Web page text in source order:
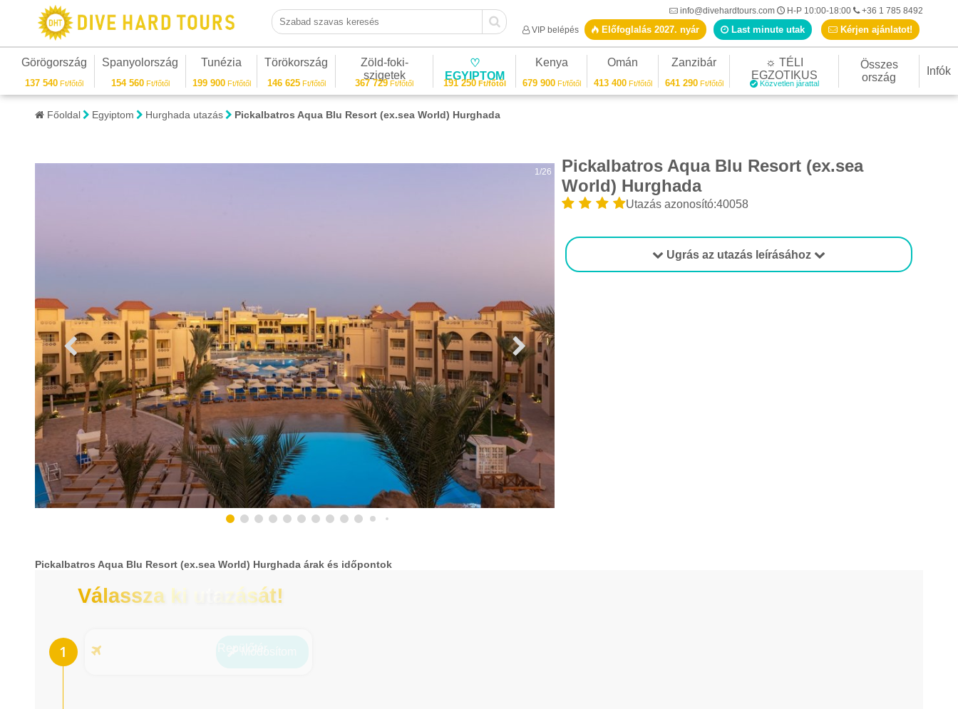
Szabad szavas keresés
info@divehardtours.com H-P 10:00-18:00
+36 1 785 8492
VIP belépés
Előfoglalás 2027. nyár Last minute utak Kérjen ajánlatot!
Görögország
137 540 Ft/főtől
Spanyolország
154 560Ft/főtől
Tunézia
199 900Ft/főtől
Törökország
146 625Ft/főtől
Zöld-foki-
szigetek
367 729 Ft/főtől
♡
EGYIPTOM
191 250Ft/főtől
Kenya
679 900Ft/főtől
Omán
413 400Ft/főtől
Zanzibár
641 290Ft/főtől
☼ TÉLI
EGZOTIKUS
Közvetlen járattal
Összes
ország
Infók
Főoldal Egyiptom Hurghada utazás Pickalbatros Aqua Blu Resort (ex.sea World) Hurghada
Pickalbatros Aqua Blu Resort (ex.sea
World) Hurghada
Utazás azonosító:40058
Ugrás az utazás leírásához
1/26
Pickalbatros Aqua Blu Resort (ex.sea World) Hurghada árak és időpontok
Válassza ki utazását!